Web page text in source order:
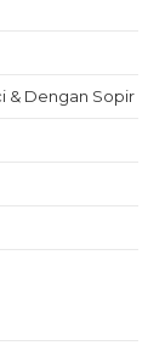
& Dengan Sopir